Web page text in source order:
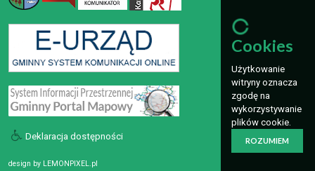
Deklaracja dostępności
design by LEMONPIXEL.pl
Cookies
Użytkowanie
witryny oznacza
zgodę na
wykorzystywanie
plików cookie.
ROZUMIEM